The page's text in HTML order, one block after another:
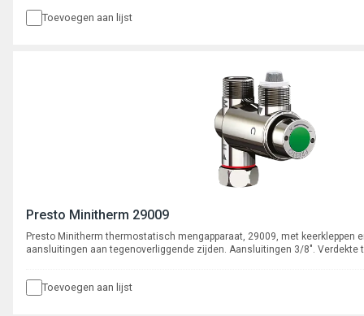
Toevoegen aan lijst
Presto Minitherm 29009
Presto Minitherm thermostatisch mengapparaat, 29009, met keerkleppen
aansluitingen aan tegenoverliggende zijden. Aansluitingen 3/8". Verdekte
Toevoegen aan lijst